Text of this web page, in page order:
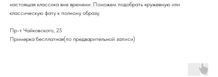
настоящая классика вне времени. Поможем подобрать кружевную или
классическую фату к полному образу.
Пр-т Чайковского, 25
Примерка бесплатная(по предварительной записи)